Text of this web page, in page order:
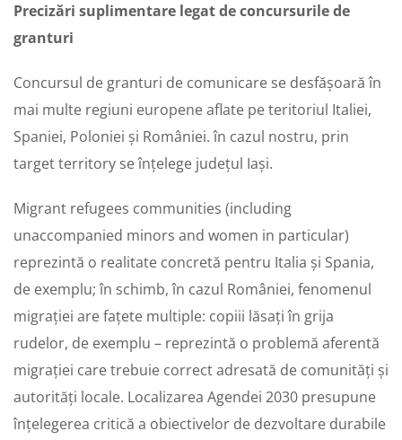
Precizări suplimentare legat de concursurile de
granturi
Concursul de granturi de comunicare se desfășoară în
mai multe regiuni europene aflate pe teritoriul Italiei,
Spaniei, Poloniei și României. în cazul nostru, prin
target territory se înțelege județul Iași.
Migrant refugees communities (including
unaccompanied minors and women in particular)
reprezintă o realitate concretă pentru Italia și Spania,
de exemplu; în schimb, în cazul României, fenomenul
migrației are fațete multiple: copiii lăsați în grija
rudelor, de exemplu – reprezintă o problemă aferentă
migrației care trebuie correct adresată de comunități și
autorități locale. Localizarea Agendei 2030 presupune
înțelegerea critică a obiectivelor de dezvoltare durabile